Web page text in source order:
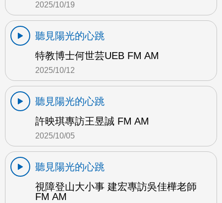
2025/10/19
聽見陽光的心跳
特教博士何世芸UEB FM AM
2025/10/12
聽見陽光的心跳
許映琪專訪王昱誠 FM AM
2025/10/05
聽見陽光的心跳
視障登山大小事 建宏專訪吳佳樺老師
FM AM